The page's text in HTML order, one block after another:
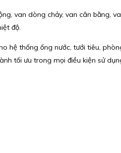
van dòng chảy, van cân bằng,
độ.
hệ thống ống nước, tưới tiêu,
tối ưu trong mọi điều kiện sử